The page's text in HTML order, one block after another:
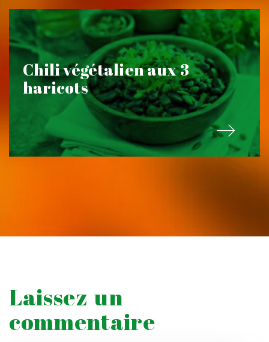
Chili végétalien aux 3
haricots
Laissez un
commentaire